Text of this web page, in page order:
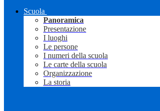
Scuola
Panoramica
Presentazione
I luoghi
Le persone
I numeri della scuola
Le carte della scuola
Organizzazione
La storia